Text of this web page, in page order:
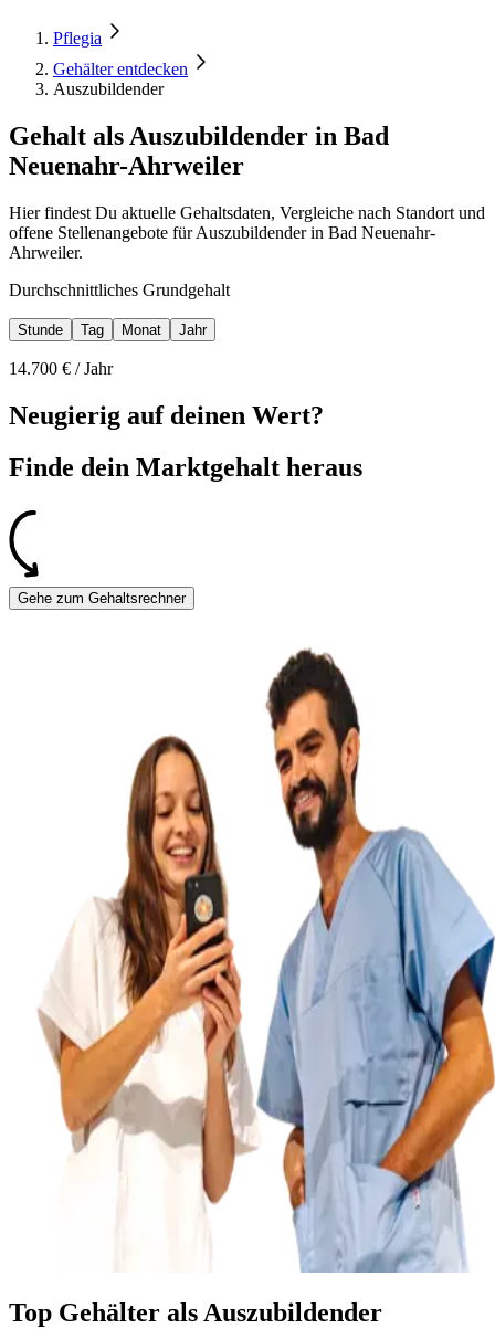
Pflegia
Gehälter entdecken
Auszubildender
Gehalt als Auszubildender in Bad
Neuenahr-Ahrweiler
Hier findest Du aktuelle Gehaltsdaten, Vergleiche nach Standort und
offene Stellenangebote für Auszubildender in Bad Neuenahr-
Ahrweiler.
Durchschnittliches Grundgehalt
Stunde Tag Monat Jahr
14.700 € /Jahr
Neugierig auf deinen Wert?
Finde dein Marktgehalt heraus
Gehe zum Gehaltsrechner
Top Gehälter als Auszubildender